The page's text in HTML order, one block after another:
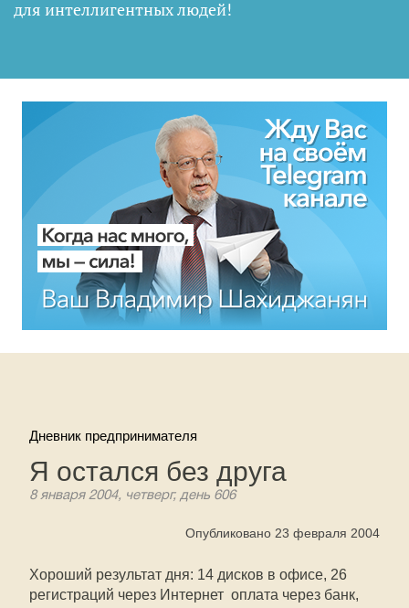
для интеллигентных людей!
Дневник предпринимателя
Я остался без друга
8 января 2004, четверг, день 606
Опубликовано 23 февраля 2004
Хороший результат дня: 14 дисков в офисе, 26
регистраций через Интернет  оплата через банк,